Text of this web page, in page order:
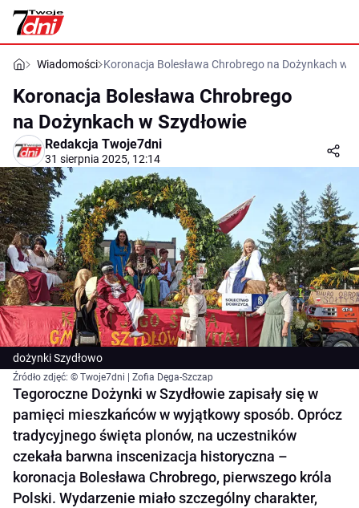
Wiadomości Koronacja Bolesława Chrobrego na Dożynkach w
Koronacja Bolesława Chrobrego
na Dożynkach w Szydłowie
Redakcja Twoje7dni
31 sierpnia 2025, 12:14
dożynki Szydłowo
Źródło zdjęć: © Twoje7dni | Zofia Dęga-Szczap
Tegoroczne Dożynki w Szydłowie zapisały się w
pamięci mieszkańców w wyjątkowy sposób. Oprócz
tradycyjnego święta plonów, na uczestników
czekała barwna inscenizacja historyczna –
koronacja Bolesława Chrobrego, pierwszego króla
Polski. Wydarzenie miało szczególny charakter,